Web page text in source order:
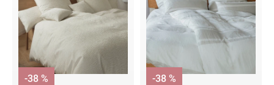
-38 % -38 %